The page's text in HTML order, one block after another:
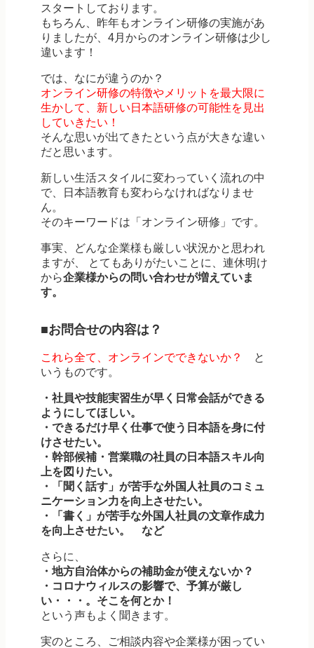
スタートしております。
もちろん、昨年もオンライン研修の実施があ
りましたが、4月からのオンライン研修は少し
違います！
では、なにが違うのか？
オンライン研修の特徴やメリットを最大限に
生かして、新しい日本語研修の可能性を見出
していきたい！
そんな思いが出てきたという点が大きな違い
だと思います。
新しい生活スタイルに変わっていく流れの中
で、日本語教育も変わらなければなりませ
ん。
そのキーワードは「オンライン研修」です。
事実、どんな企業様も厳しい状況かと思われ
ますが、 とてもありがたいことに、連休明け
から企業様からの問い合わせが増えていま
す。
■お問合せの内容は？
これら全て、オンラインでできないか？
と
いうものです。
・社員や技能実習生が早く日常会話ができる
ようにしてほしい。
・できるだけ早く仕事で使う日本語を身に付
けさせたい。
・幹部候補・営業職の社員の日本語スキル向
上を図りたい。
・「聞く話す」が苦手な外国人社員のコミュ
ニケーション力を向上させたい。
・「書く」が苦手な外国人社員の文章作成力
を向上させたい。 など
さらに、
・地方自治体からの補助金が使えないか？
・コロナウィルスの影響で、予算が厳し
い・・・。そこを何とか！
という声もよく聞きます。
実のところ、ご相談内容や企業様が困ってい